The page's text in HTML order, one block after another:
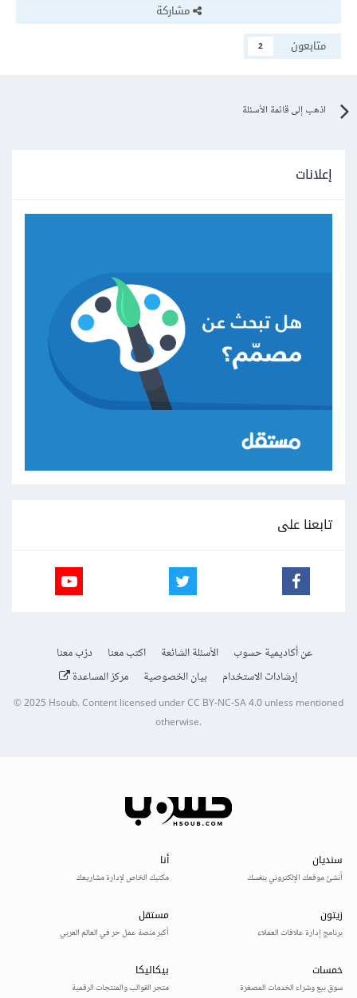
مشاركة
متابعون
2
اذهب إلى قائمة الأسئلة
إعلانات
تابعنا على
عن أكاديمية حسوب الأسئلة الشائعة اكتب معنا
درّب معنا
إرشادات الاستخدام
بيان الخصوصية مركز المساعدة
© 2025Hsoub.Content licensed underCC BY-NC-SA 4.0unless mentioned
otherwise.